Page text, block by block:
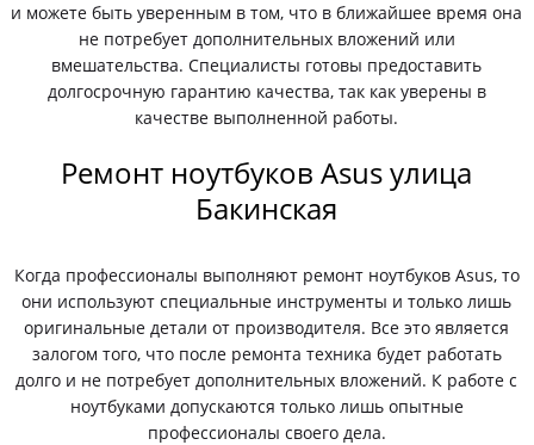
и можете быть уверенным в том, что в ближайшее время она
не потребует дополнительных вложений или
вмешательства. Специалисты готовы предоставить
долгосрочную гарантию качества, так как уверены в
качестве выполненной работы.
Ремонт ноутбуков Asus улица
Бакинская
Когда профессионалы выполняют ремонт ноутбуков Asus, то
они используют специальные инструменты и только лишь
оригинальные детали от производителя. Все это является
залогом того, что после ремонта техника будет работать
долго и не потребует дополнительных вложений. К работе с
ноутбуками допускаются только лишь опытные
профессионалы своего дела.